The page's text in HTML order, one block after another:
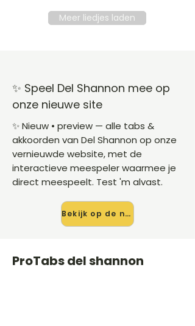
Meer liedjes laden
✨ Speel Del Shannon mee op
onze nieuwe site
✨ Nieuw • preview — alle tabs &
akkoorden van Del Shannon op onze
vernieuwde website, met de
interactieve meespeler waarmee je
direct meespeelt. Test 'm alvast.
Bekijk op de nieuwe site →
ProTabs del shannon